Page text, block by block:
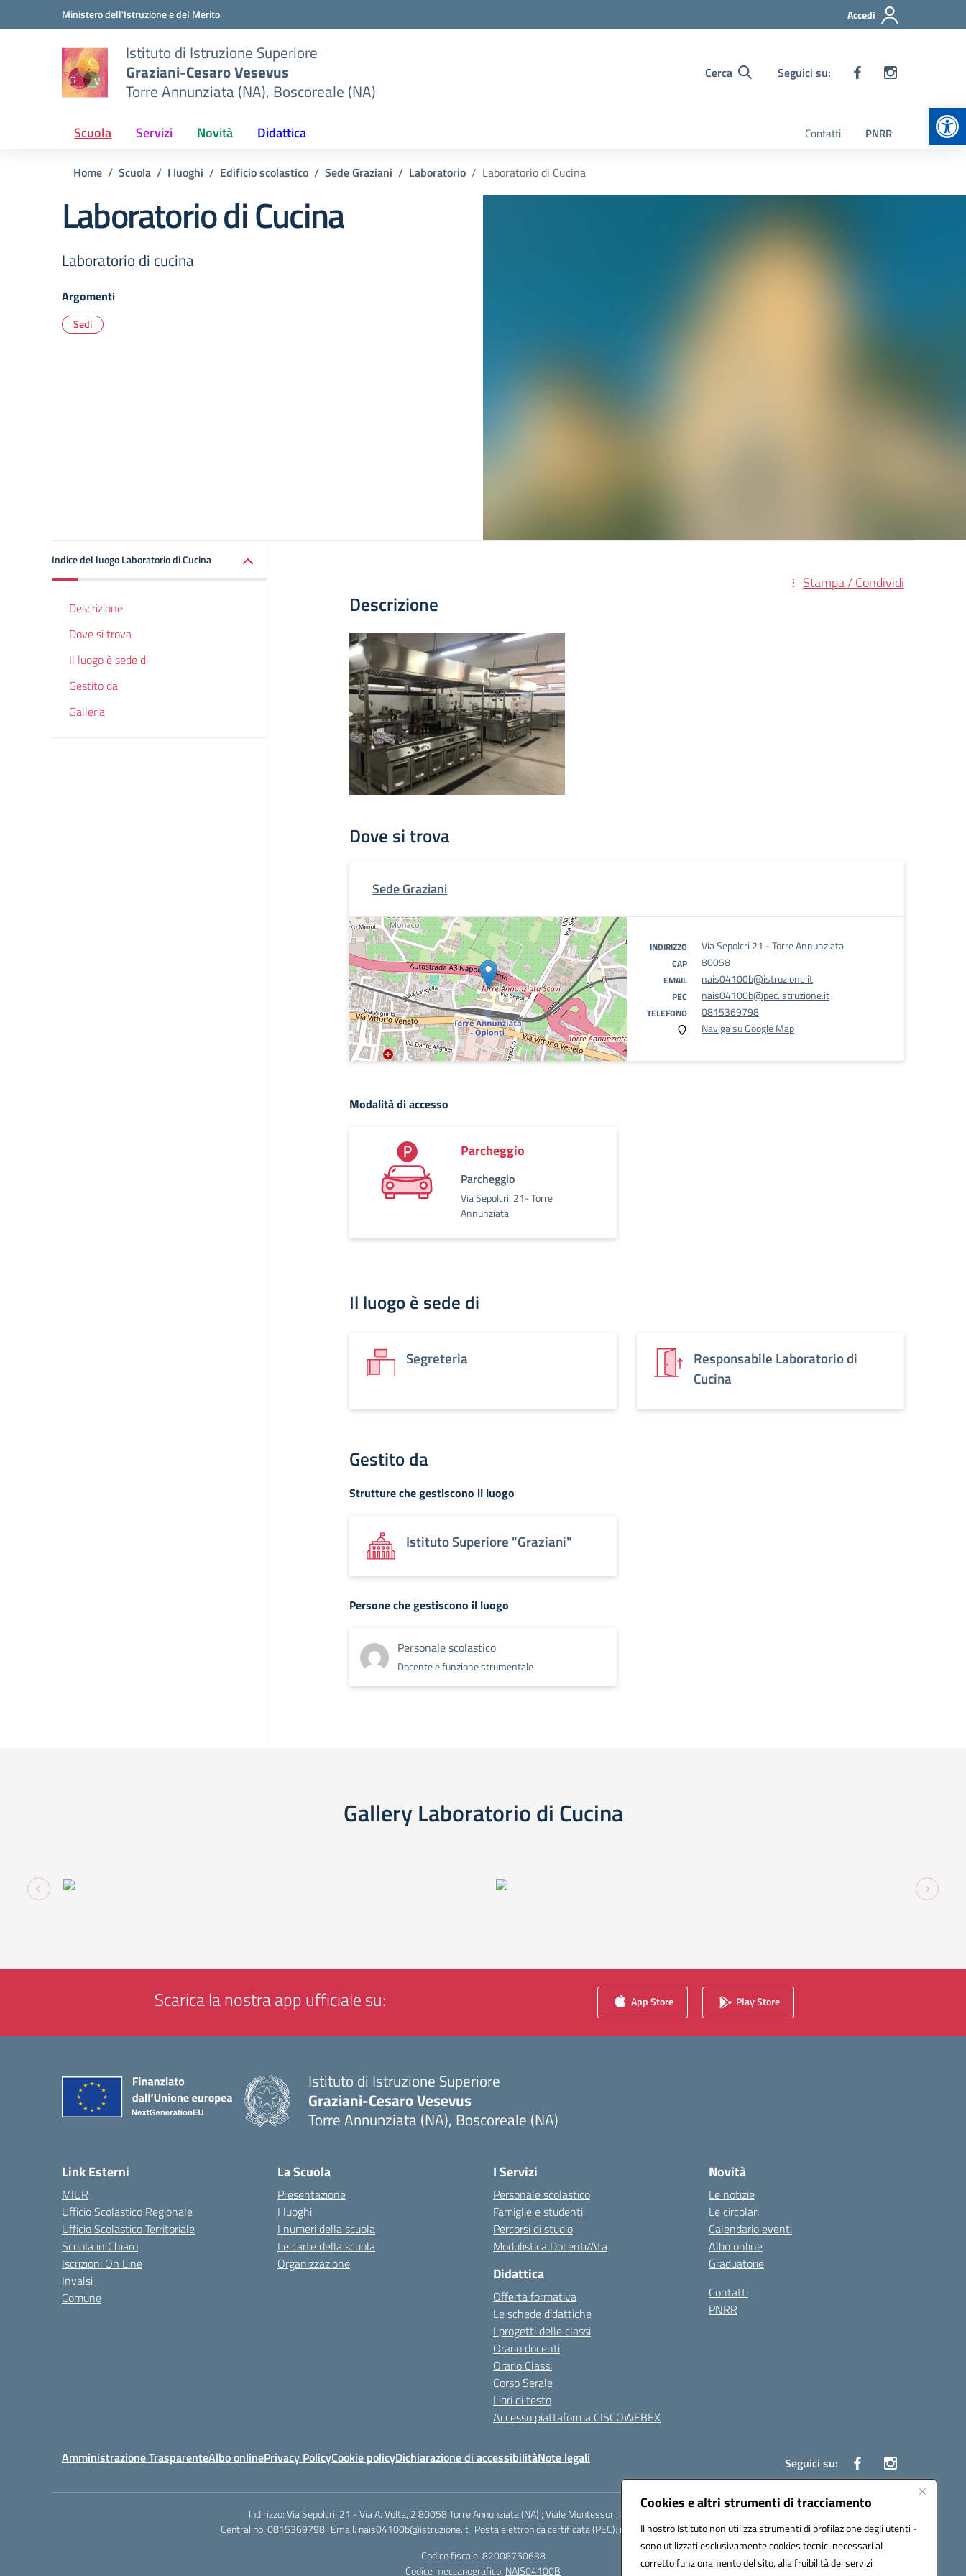
Cookies e altri strumenti di tracciamento
Il nostro Istituto non utilizza strumenti di profilazione degli utenti -
sono utilizzati esclusivamente cookies tecnici necessari al
corretto funzionamento del sito, alla fruibilità dei servizi
Vai ai contenuti
Vai al menu di navigazioneMinistero dell'Istruzione e del Merito Accedi
Istituto di Istruzione Superiore
Graziani-Cesaro Vesevus
Torre Annunziata (NA), Boscoreale (NA)
Cerca Seguici su:
Scuola Servizi Novità Didattica Contatti PNRR
Home Scuola I luoghi Edificio scolastico Sede Graziani Laboratorio Laboratorio di Cucina
Laboratorio di Cucina
Laboratorio di cucina
Argomenti
Sedi
Indice del luogo Laboratorio di Cucina
Descrizione
Dove si trova
Il luogo è sede di
Gestito da
Galleria
Stampa / Condividi
Descrizione
Dove si trova
Sede Graziani
INDIRIZZO Via Sepolcri 21 - Torre Annunziata
CAP 80058
EMAIL nais04100b@istruzione.it
PEC nais04100b@pec.istruzione.it
TELEFONO
0815369798
Naviga su Google Map
Modalità di accesso
Parcheggio
Parcheggio
Via Sepolcri, 21- Torre
Annunziata
Il luogo è sede di
Segreteria
Responsabile Laboratorio di
Cucina
Gestito da
Strutture che gestiscono il luogo
Istituto Superiore "Graziani"
Persone che gestiscono il luogo
Personale scolastico
Docente e funzione strumentale
Gallery Laboratorio di Cucina
Scarica la nostra app ufficiale su: App Store Play Store
Istituto di Istruzione Superiore
Graziani-Cesaro Vesevus
Torre Annunziata (NA), Boscoreale (NA)
Link Esterni
MIUR
Ufficio Scolastico Regionale
Ufficio Scolastico Territoriale
Scuola in Chiaro
Iscrizioni On Line
Invalsi
Comune
La Scuola
Presentazione
I luoghi
I numeri della scuola
Le carte della scuola
Organizzazione
I Servizi
Personale scolastico
Famiglie e studenti
Percorsi di studio
Modulistica Docenti/Ata
Didattica
Offerta formativa
Le schede didattiche
I progetti delle classi
Orario docenti
Orario Classi
Corso Serale
Libri di testo
Accesso piattaforma CISCOWEBEX
Novità
Le notizie
Le circolari
Calendario eventi
Albo online
Graduatorie
Contatti
PNRR
Amministrazione TrasparenteAlbo onlinePrivacy PolicyCookie policyDichiarazione di accessibilitàNote legali Seguici su:
Indirizzo:Via Sepolcri, 21 - Via A. Volta, 2 80058 Torre Annunziata (NA) ; Viale Montessori, 80041 Boscoreale (NA)
Centralino:0815369798 Email: nais04100b@istruzione.it Posta elettronica certificata (PEC): nais04100b@pec.istruzione.it
Codice fiscale: 82008750638
Codice meccanografico: NAIS04100B